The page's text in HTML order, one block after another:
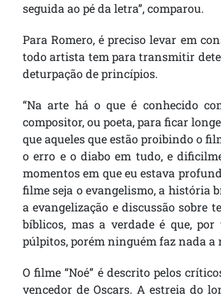
seguida ao pé da letra”, comparou.
Para Romero, é preciso levar em
todo artista tem para transmitir
deturpação de princípios.
“Na arte há o que é conhecido
compositor, ou poeta, para ficar
que aqueles que estão proibindo o
o erro e o diabo em tudo, e
momentos em que eu estava
filme seja o evangelismo, a história
a evangelização e discussão sobre
bíblicos, mas a verdade é que,
púlpitos, porém ninguém faz nada a
O filme “Noé” é descrito pelos
vencedor de Oscars. A estreia do